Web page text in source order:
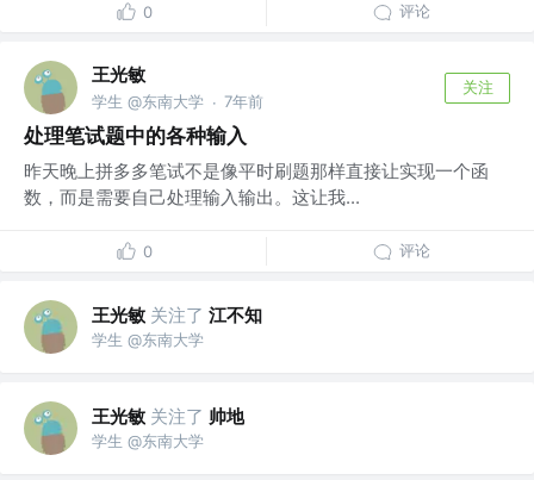
0 评论
王光敏
学生 @东南大学 · 7年前
关注
处理笔试题中的各种输入
昨天晚上拼多多笔试不是像平时刷题那样直接让实现一个函
数，而是需要自己处理输入输出。这让我...
0 评论
王光敏 关注了 江不知
学生 @东南大学
王光敏 关注了 帅地
学生 @东南大学